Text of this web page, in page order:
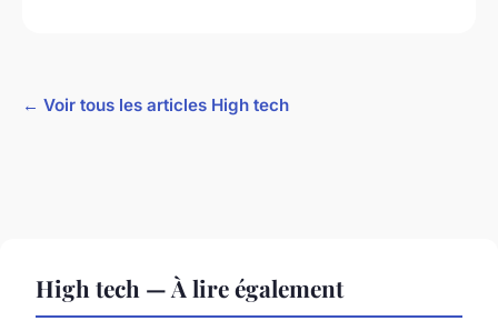
← Voir tous les articles High tech
High tech — À lire également